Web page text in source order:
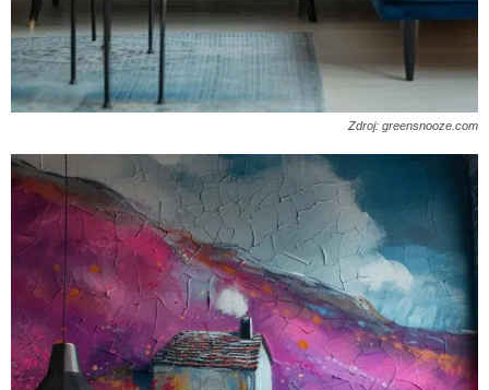
Zdroj: greensnooze.com